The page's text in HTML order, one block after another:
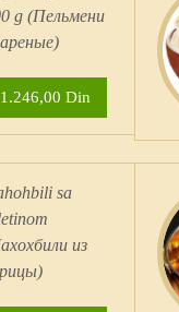
g (Пельмени
1.246,00 Din
sa
из